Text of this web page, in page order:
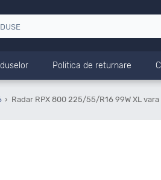
Politica de returnare
Radar RPX 800 225/55/R16 99W XL vara